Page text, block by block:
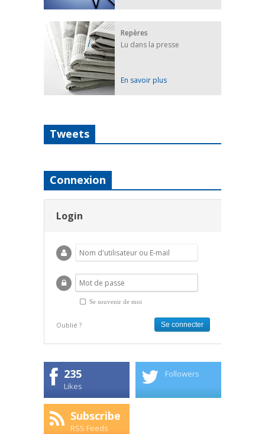
Repères
Lu dans la presse
En savoir plus
Tweets
Connexion
Login
Se souvenir de moi
Oublié ?
235
Likes
Followers
Subscribe
RSS Feeds